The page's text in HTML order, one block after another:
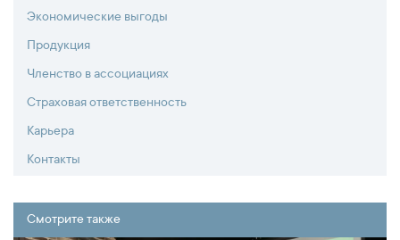
Экономические выгоды
Продукция
Членство в ассоциациях
Страховая ответственность
Карьера
Контакты
Смотрите также